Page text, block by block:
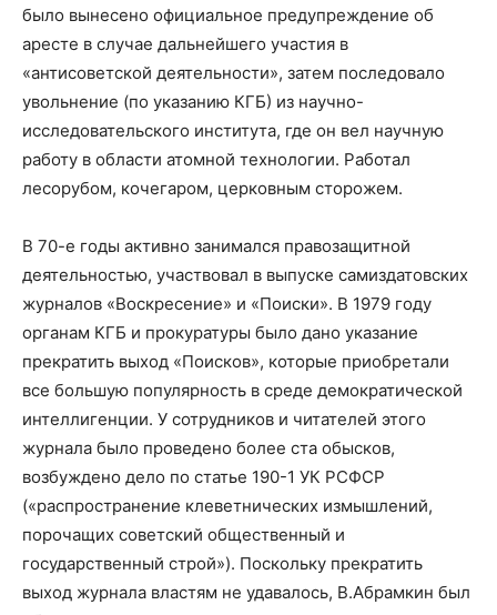
было вынесено официальное предупреждение об
аресте в случае дальнейшего участия в
«антисоветской деятельности», затем последовало
увольнение (по указанию КГБ) из научно-
исследовательского института, где он вел научную
работу в области атомной технологии. Работал
лесорубом, кочегаром, церковным сторожем.
В 70-е годы активно занимался правозащитной
деятельностью, участвовал в выпуске самиздатовских
журналов «Воскресение» и «Поиски». В 1979 году
органам КГБ и прокуратуры было дано указание
прекратить выход «Поисков», которые приобретали
все большую популярность в среде демократической
интеллигенции. У сотрудников и читателей этого
журнала было проведено более ста обысков,
возбуждено дело по статье 190-1 УК РСФСР
(«распространение клеветнических измышлений,
порочащих советский общественный и
государственный строй»). Поскольку прекратить
выход журнала властям не удавалось, В.Абрамкин был